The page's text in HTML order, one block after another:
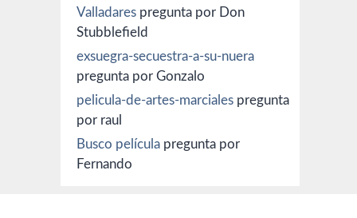
Valladares pregunta por Don
Stubblefield
exsuegra-secuestra-a-su-nuera
pregunta por Gonzalo
pelicula-de-artes-marciales pregunta
por raul
Busco película pregunta por
Fernando